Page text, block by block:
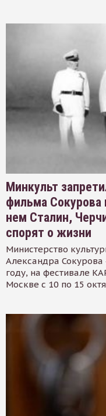
Минкульт
фильма Сокурова
нем Сталин,
спорят о жизни
Министерство
Александра
году, на фестивале
Москве с 10 по 15